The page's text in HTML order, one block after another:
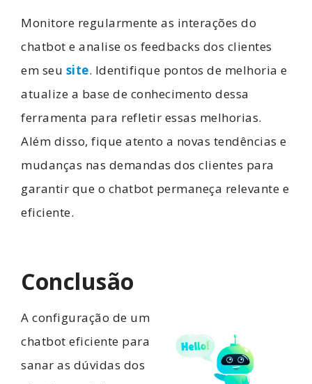
Monitore regularmente as interações do
chatbot e analise os feedbacks dos clientes
em seu site. Identifique pontos de melhoria e
atualize a base de conhecimento dessa
ferramenta para refletir essas melhorias.
Além disso, fique atento a novas tendências e
mudanças nas demandas dos clientes para
garantir que o chatbot permaneça relevante e
eficiente.
Conclusão
A configuração de um
chatbot eficiente para
sanar as dúvidas dos